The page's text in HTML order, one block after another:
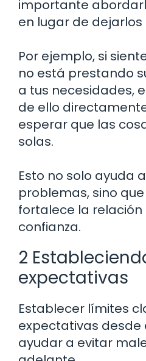
importante
en lugar de
Por ejemplo, si
no está prestando
a tus necesidades,
de ello
esperar que las
solas.
Esto no solo ayuda
problemas, sino
fortalece la
confianza.
2
expectativas
Establecer límites
expectativas desde
ayudar a evitar